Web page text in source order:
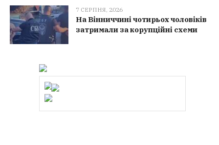
7 СЕРПНЯ, 2026
На Вінниччині чотирьох чоловіків
затримали за корупційні схеми